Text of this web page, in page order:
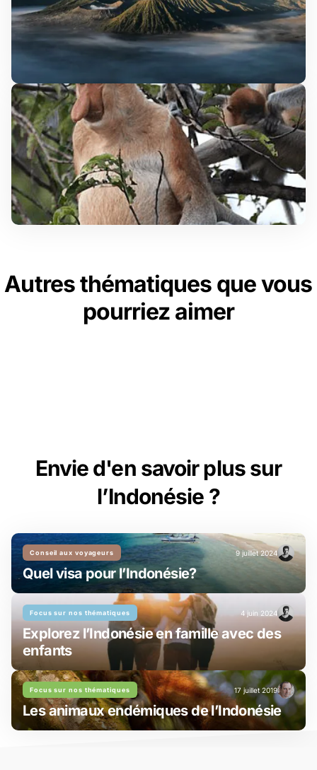
Autres thématiques que vous
pourriez aimer
Envie d'en savoir plus sur
l’Indonésie ?
Conseil aux voyageurs
Quel visa pour l’Indonésie?
9 juillet 2024
Focus sur nos thématiques
Explorez l’Indonésie en famille avec des
enfants
4 juin 2024
Focus sur nos thématiques
Les animaux endémiques de l’Indonésie
17 juillet 2019